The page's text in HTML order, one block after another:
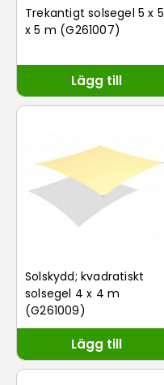
Trekantigt solsegel 5 x 5
x 5 m (G261007)
Lägg till
Solskydd; kvadratiskt
solsegel 4 x 4 m
(G261009)
Lägg till